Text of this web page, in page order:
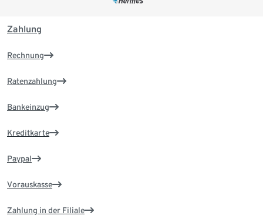
Zahlung
Rechnung
Ratenzahlung
Bankeinzug
Kreditkarte
Paypal
Vorauskasse
Zahlung in der Filiale